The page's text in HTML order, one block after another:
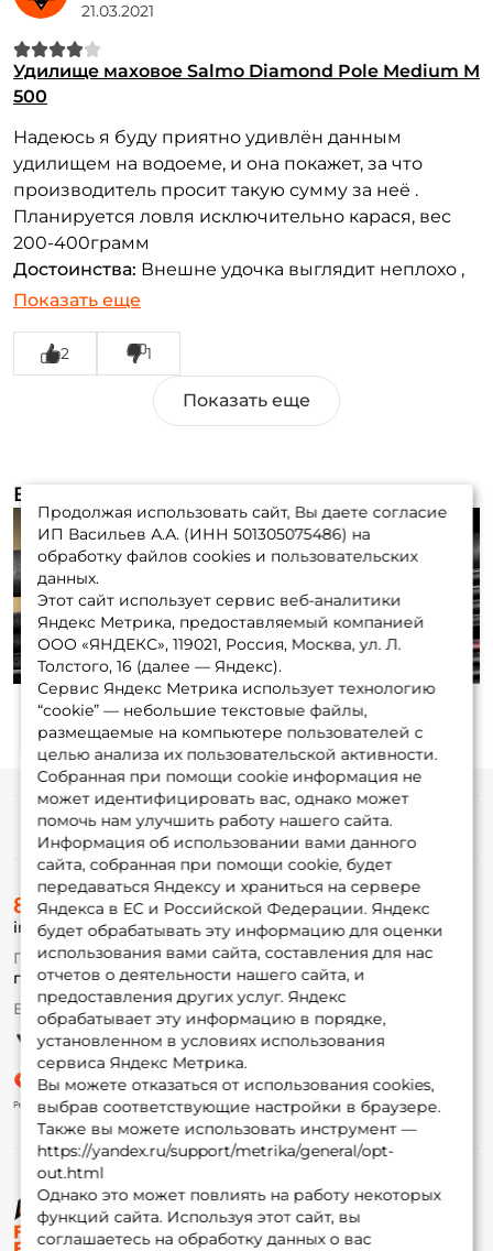
21.03.2021
Удилище маховое Salmo Diamond Pole Medium M
500
Надеюсь я буду приятно удивлён данным
удилищем на водоеме, и она покажет, за что
производитель просит такую сумму за неё .
Планируется ловля исключительно карася, вес
200-400грамм
Достоинства: Внешне удочка выглядит неплохо ,
относительно хороший баланс. Про надежность
поставил
Недостатки:За такую цену (2618₽) могли бы
установить какой никакой демпфер в нижней
заглушке, иначе будут со временем разбиваться
многие скажут-смотри характеристики, там все
указано,НО повторюсь цена сильно завышена за
такой вес. Очень пожалел что поспешил к весне с
покупкой .
Показать еще
2 1
Видеообзоры (1)
Play
Продолжая использовать сайт, Вы даете согласие
ИП Васильев А.А. (ИНН 501305075486) на
обработку файлов cookies и пользовательских
данных.
Этот сайт использует сервис веб-аналитики
Яндекс Метрика, предоставляемый компанией
ООО «ЯНДЕКС», 119021, Россия, Москва, ул. Л.
Толстого, 16 (далее — Яндекс).
Сервис Яндекс Метрика использует технологию
“cookie” — небольшие текстовые файлы,
размещаемые на компьютере пользователей с
целью анализа их пользовательской активности.
Собранная при помощи cookie информация не
может идентифицировать вас, однако может
помочь нам улучшить работу нашего сайта.
Информация об использовании вами данного
сайта, собранная при помощи cookie, будет
передаваться Яндексу и храниться на сервере
Яндекса в ЕС и Российской Федерации. Яндекс
будет обрабатывать эту информацию для оценки
использования вами сайта, составления для нас
отчетов о деятельности нашего сайта, и
предоставления других услуг. Яндекс
обрабатывает эту информацию в порядке,
установленном в условиях использования
сервиса Яндекс Метрика.
Вы можете отказаться от использования cookies,
выбрав соответствующие настройки в браузере.
Также вы можете использовать инструмент —
https://yandex.ru/support/metrika/general/opt-
out.html
Однако это может повлиять на работу некоторых
функций сайта. Используя этот сайт, вы
соглашаетесь на обработку данных о вас
© ФоксФишинг, 2009-2026
Информация
О магазине
Доставка
Оплата
Fox-bonus
Гуру
Партнерская программа
8 (495) 532-77-88
info@foxfishing.ru
По вопросам с заказом
г. Москва, ул. Плеханова д.7
Ежедневно 10:00 до 20:00